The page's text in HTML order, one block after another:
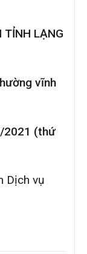
TỈNH LẠNG
vĩnh
2021 (thứ
Dịch vụ